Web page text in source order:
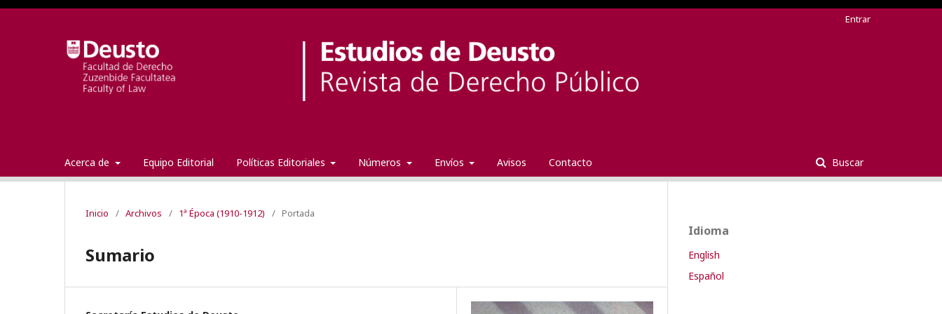
Acerca de Equipo Editorial Políticas Editoriales Números Envíos Avisos Contacto Buscar
Entrar
Inicio / Archivos / 1ª Época (1910-1912) / Portada
Sumario
Idioma
English
Español